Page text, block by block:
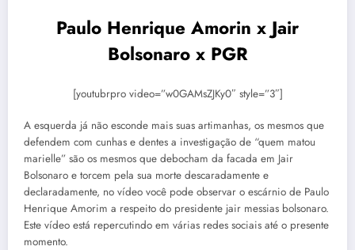
Paulo Henrique Amorin x Jair
Bolsonaro x PGR
[youtubrpro video=”w0GAMsZJKy0″ style=”3″]
A esquerda já não esconde mais suas artimanhas, os mesmos que
defendem com cunhas e dentes a investigação de “quem matou
marielle” são os mesmos que debocham da facada em Jair
Bolsonaro e torcem pela sua morte descaradamente e
declaradamente, no vídeo você pode observar o escárnio de Paulo
Henrique Amorim a respeito do presidente jair messias bolsonaro.
Este vídeo está repercutindo em várias redes sociais até o presente
momento.